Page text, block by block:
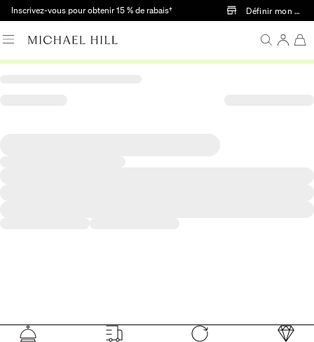
Passer au contenu principal
Inscrivez-vous pour obtenir 15 % de rabais† Définir mon